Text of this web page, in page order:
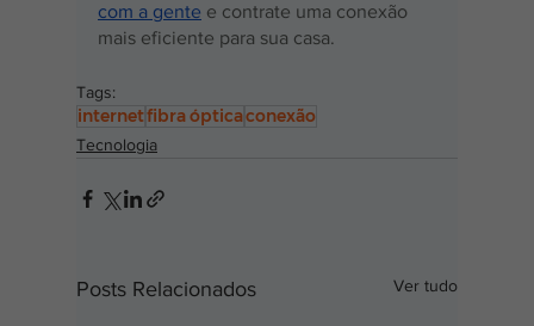
com a gente e contrate uma conexão
mais eficiente para sua casa.
Tags:
internetfibra ópticaconexão
Tecnologia
Posts Relacionados Ver tudo